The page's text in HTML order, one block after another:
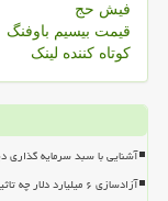
فیش حج
قیمت بیسیم باوفنگ
کوتاه کننده لینک
آشنایی با سبد سرمایه گذاری
آزادسازی ۶ میلیارد دلار چه تاثیری بر نرخ دلار و معیشت مردم دارد؟